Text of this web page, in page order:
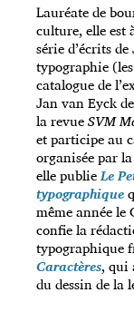
Lauréate de
culture, elle est
série d’écrits
typographie
catalogue de
Jan van Eyck
la revueSVM
et participe au
organisée par
elle publieLe
typographique
même année le
confie la
typographique
Caractères, qui
du dessin de la